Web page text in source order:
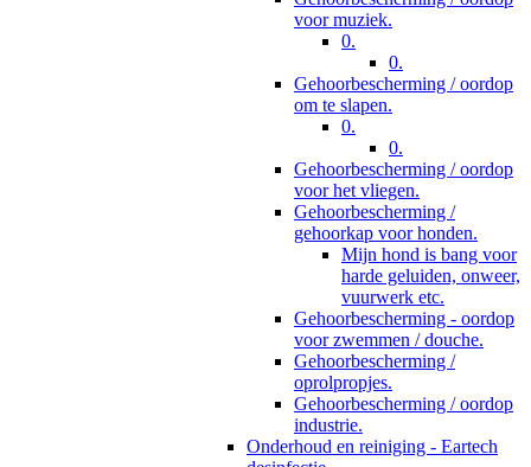
voor muziek.
0.
0.
Gehoorbescherming / oordop
om te slapen.
0.
0.
Gehoorbescherming / oordop
voor het vliegen.
Gehoorbescherming /
gehoorkap voor honden.
Mijn hond is bang voor
harde geluiden, onweer,
vuurwerk etc.
Gehoorbescherming - oordop
voor zwemmen / douche.
Gehoorbescherming /
oprolpropjes.
Gehoorbescherming / oordop
industrie.
Onderhoud en reiniging - Eartech